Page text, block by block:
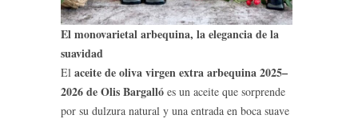
El monovarietal arbequina, la elegancia de la
suavidad
El aceite de oliva virgen extra arbequina 2025–
2026 de Olis Bargalló es un aceite que sorprende
por su dulzura natural y una entrada en boca suave